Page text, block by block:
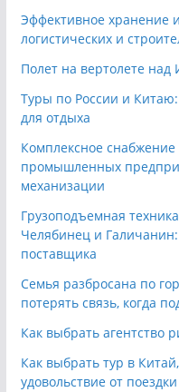
Эффективное хранение
логистических и
Полет на вертолете над
Туры по России и
для отдыха
Комплексное
промышленных
механизации
Грузоподъемная
Челябинец и
поставщика
Семья разбросана по
потерять связь, когда
Как выбрать агентство
Как выбрать тур в
удовольствие от поездки